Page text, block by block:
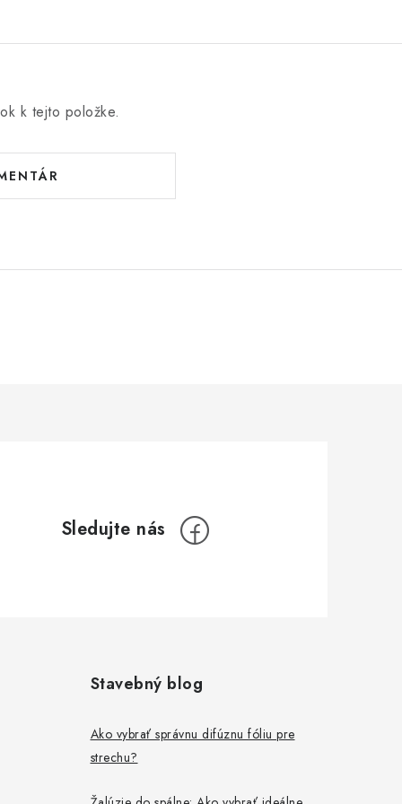
k tejto položke.
Stavebný blog
Ako vybrať správnu difúznu fóliu pre
strechu?